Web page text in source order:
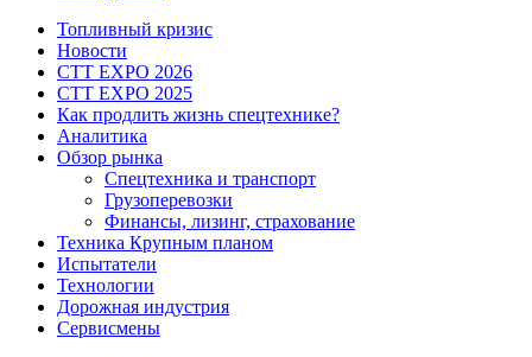
Топливный кризис
Новости
CTT EXPO 2026
CTT EXPO 2025
Как продлить жизнь спецтехнике?
Аналитика
Обзор рынка
Спецтехника и транспорт
Грузоперевозки
Финансы, лизинг, страхование
Техника Крупным планом
Испытатели
Технологии
Дорожная индустрия
Сервисмены